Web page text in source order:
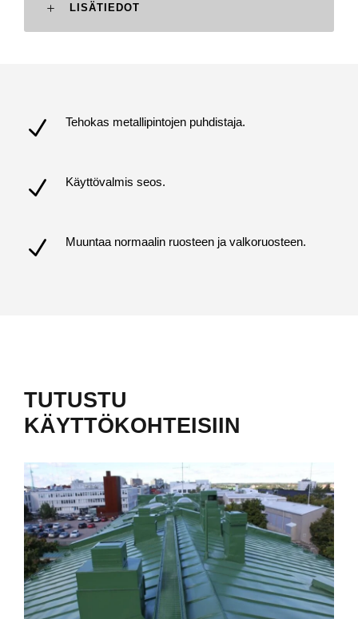
LISÄTIEDOT
Tehokas metallipintojen puhdistaja.
Käyttövalmis seos.
Muuntaa normaalin ruosteen ja valkoruosteen.
TUTUSTU
KÄYTTÖKOHTEISIIN